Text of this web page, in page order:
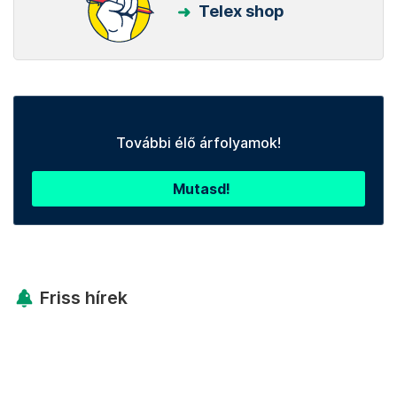
Telex shop
További élő árfolyamok!
Mutasd!
Friss hírek